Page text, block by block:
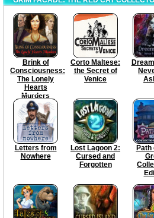
Brink of
Consciousness:
The Lonely
Hearts
Murders
Corto Maltese:
the Secret of
Venice
Letters from
Nowhere
Lost Lagoon 2:
Cursed and
Forgotten
Path